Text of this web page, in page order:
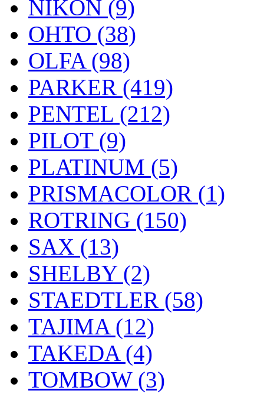
NIKON (9)
OHTO (38)
OLFA (98)
PARKER (419)
PENTEL (212)
PILOT (9)
PLATINUM (5)
PRISMACOLOR (1)
ROTRING (150)
SAX (13)
SHELBY (2)
STAEDTLER (58)
TAJIMA (12)
TAKEDA (4)
TOMBOW (3)